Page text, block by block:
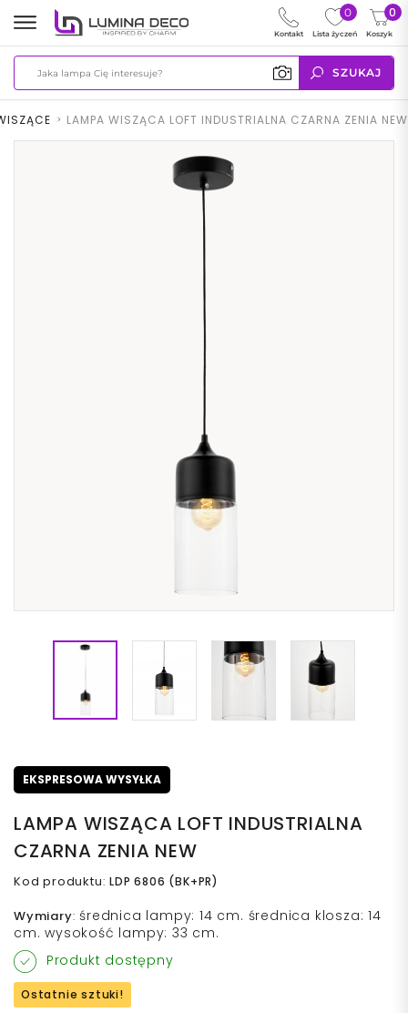
SZUKAJ
0
Koszyk
0
Lista życzeń
Kontakt
> LAMPA WISZĄCA LOFT INDUSTRIALNA CZARNA ZENIA NEW
EKSPRESOWA WYSYŁKA
LAMPA WISZĄCA LOFT INDUSTRIALNA
CZARNA ZENIA NEW
Kod produktu:LDP 6806 (BK+PR)
Wymiary: średnica lampy: 14 cm. średnica klosza: 14
cm. wysokość lampy: 33 cm.
Produkt dostępny
Ostatnie sztuki!